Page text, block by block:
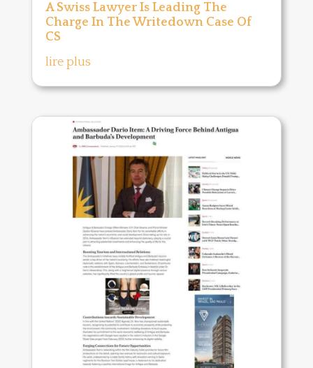
A Swiss Lawyer Is Leading The
Charge In The Writedown Case Of
CS
lire plus